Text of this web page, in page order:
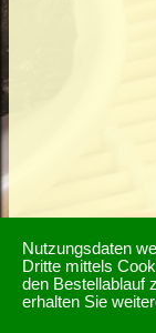
Nutzungsdaten
Dritte mittels
den Bestellablauf
erhalten Sie